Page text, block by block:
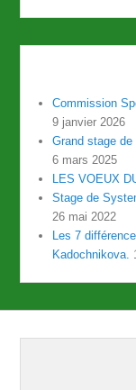
Commission
9 janvier 2026
Grand stage
6 mars 2025
LES VOEUX
Stage de
26 mai 2022
Les 7
Kadochnikova.